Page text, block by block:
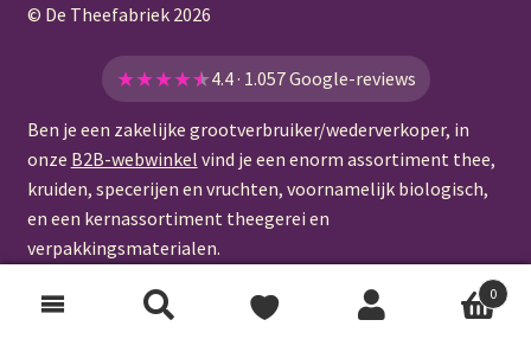
© De Theefabriek 2026
★★★★★4.4 · 1.057 Google-reviews
Ben je een zakelijke grootverbruiker/wederverkoper, in
onze B2B-webwinkel vind je een enorm assortiment thee,
kruiden, specerijen en vruchten, voornamelijk biologisch,
en een kernassortiment theegerei en
verpakkingsmaterialen.
0